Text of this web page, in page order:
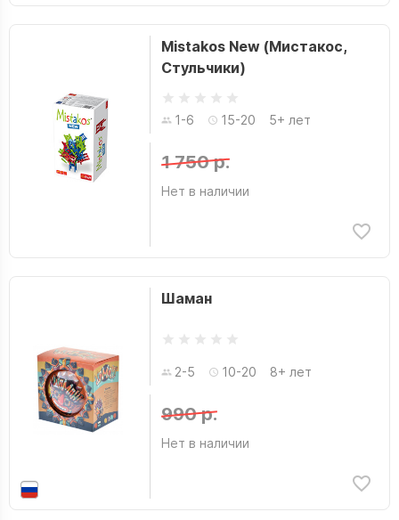
Mistakos New (Мистакос,
Стульчики)
1-6 15-20 5+ лет
1 750 р.
Нет в наличии
Шаман
2-5 10-20 8+ лет
990 р.
Нет в наличии